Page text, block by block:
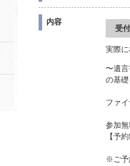
内容
受
実際
〜遺
の基
ファ
参加
【予
※ご予